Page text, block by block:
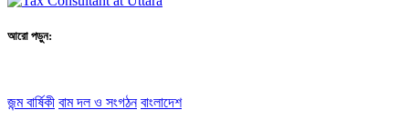
আরো পড়ুন:
জন্ম বার্ষিকী বাম দল ও সংগঠন বাংলাদেশ